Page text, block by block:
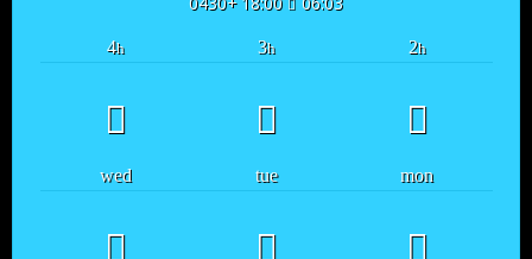
2h
3h
4h
mon
tue
wed